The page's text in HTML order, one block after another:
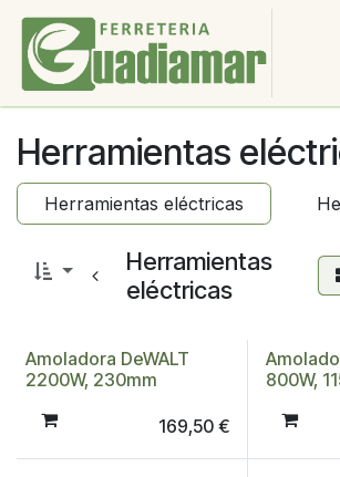
Ir al contenido
Herramientas
Herramientas eléctricas
Herramientas
eléctricas
Amoladora DeWALT
2200W, 230mm
169,50€
800W,